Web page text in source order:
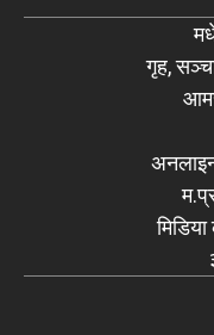
गृह,